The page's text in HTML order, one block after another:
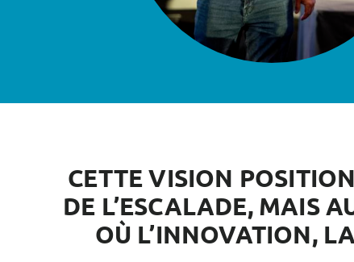
CETTE VISION
DE L’ESCALADE, MAIS
OÙ L’INNOVATION,